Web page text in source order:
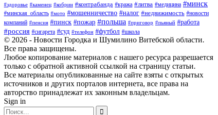
#здоровье #каменец #кобрин #контрабанда #кража #литва #медицина #минск
#минская_область #мото #мошенничество #налог #недвижимость #новости
компаний #пенсия #пинск #пожар #польша #приговор #пьяный #работа
#россия #сигарета #суд #телефон #футбол #школа
© 2026 - Новости Городка и Шумилино Витебской области.
Все права защищены.
Любое копирование материалов с нашего ресурса разрешается
только с обратной активной ссылкой на страницу статьи.
Все материалы опубликованные на сайте взяты с открытых
источников и других порталов интернета, все права на
авторство принадлежат их законным владельцам.
Sign in